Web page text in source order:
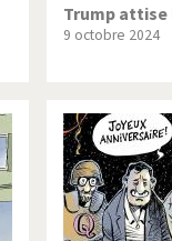
Trump
9 octobre 2024